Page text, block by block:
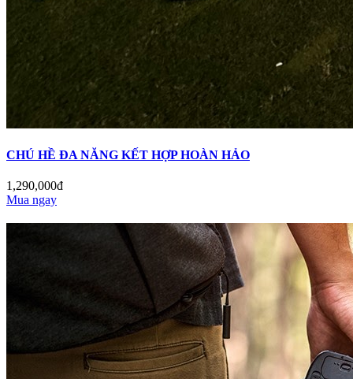
CHÚ HỀ ĐA NĂNG KẾT HỢP HOÀN HẢO
1,290,000đ
Mua ngay